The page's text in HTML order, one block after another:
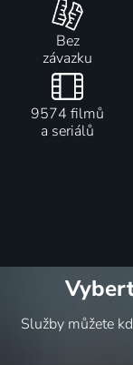
Bez
závazku
9574 filmů
a seriálů
Služby můžete